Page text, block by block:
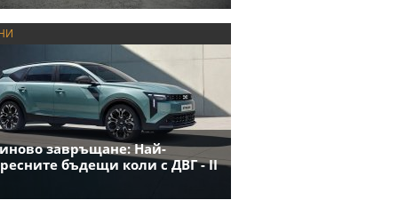
завръщане: Най-
бъдещи коли с ДВГ - II